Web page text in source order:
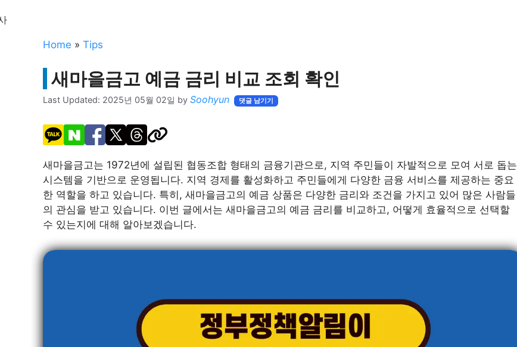
Home » Tips
새마을금고 예금 금리 비교 조회 확인
Last Updated: 2025년 05월 02일 by Soohyun 댓글 남기기
새마을금고는 1972년에 설립된 협동조합 형태의 금융기관으로, 지역 주민들이 자발적으로 모여 서로 돕는
시스템을 기반으로 운영됩니다. 지역 경제를 활성화하고 주민들에게 다양한 금융 서비스를 제공하는 중요
한 역할을 하고 있습니다. 특히, 새마을금고의 예금 상품은 다양한 금리와 조건을 가지고 있어 많은 사람들
의 관심을 받고 있습니다. 이번 글에서는 새마을금고의 예금 금리를 비교하고, 어떻게 효율적으로 선택할
수 있는지에 대해 알아보겠습니다.